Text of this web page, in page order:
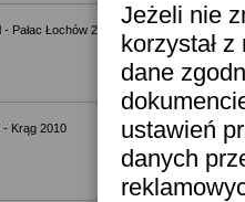
Jeżeli nie
korzystał
dane
ustawień
danych
Łochów 2011
Krąg 2010